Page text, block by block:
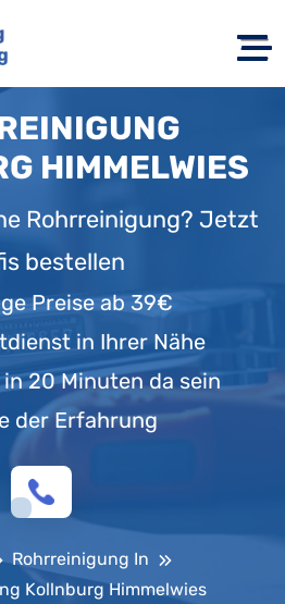
HIMMELWIES
Rohrreinigung? Jetzt
bestellen
Preise ab 39€
in Ihrer Nähe
20 Minuten da sein
der Erfahrung
Rohrreinigung In
Kollnburg Himmelwies